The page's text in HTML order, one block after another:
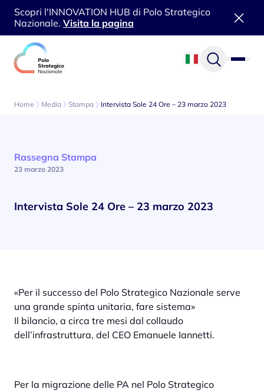
Vai al contenuto
Scopri l'INNOVATION HUB di Polo Strategico
Nazionale. Visita la pagina
Home Media Stampa Intervista Sole 24 Ore – 23 marzo 2023
Rassegna Stampa
23 marzo 2023
Intervista Sole 24 Ore – 23 marzo 2023
«Per il successo del Polo Strategico Nazionale serve
una grande spinta unitaria, fare sistema»
Il bilancio, a circa tre mesi dal collaudo
dell’infrastruttura, del CEO Emanuele Iannetti.
Per la migrazione delle PA nel Polo Strategico